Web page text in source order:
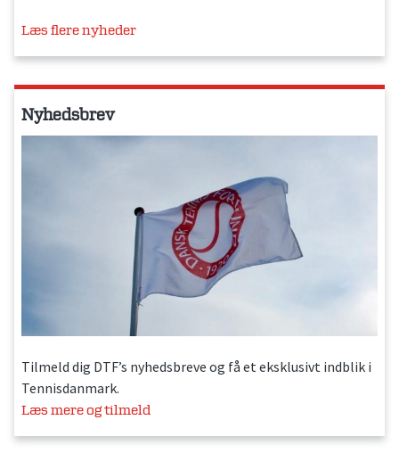
Læs flere nyheder
Nyhedsbrev
Tilmeld dig DTF’s nyhedsbreve og få et eksklusivt indblik i
Tennisdanmark.
Læs mere og tilmeld